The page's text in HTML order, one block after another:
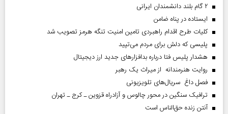
۲ گام بلند دانشمندان ایرانی
ایستاده در پناه ضامن
کلیات طرح اقدام راهبردی تامین امنیت تنگه هرمز تصویب شد
پلیسی که دلش برای مردم می‌تپید
هشدار پلیس فتا درباره بدافزار‌های جدید ارز دیجیتال
روایت هنرمندانه از میراث یک رهبر
فصل داغ سریال‌های تلویزیونی
ترافیک سنگین در محور چالوس و آزادراه قزوین ـ کرج ـ تهران
آنتن زنده حق‌الناس است